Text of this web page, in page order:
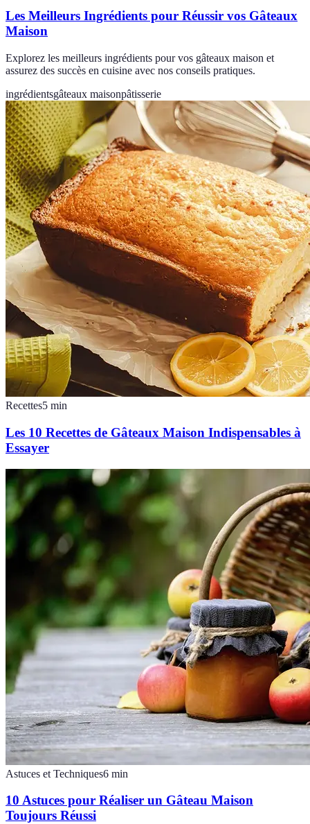
Les Meilleurs Ingrédients pour Réussir vos Gâteaux
Maison
Explorez les meilleurs ingrédients pour vos gâteaux maison et
assurez des succès en cuisine avec nos conseils pratiques.
ingrédientsgâteaux maisonpâtisserie
Recettes5 min
Les 10 Recettes de Gâteaux Maison Indispensables à
Essayer
Astuces et Techniques6 min
10 Astuces pour Réaliser un Gâteau Maison
Toujours Réussi